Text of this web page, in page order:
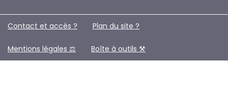
Contact et accès ? Plan du site ?️
Mentions légales ⚖️ Boîte à outils ⚒️